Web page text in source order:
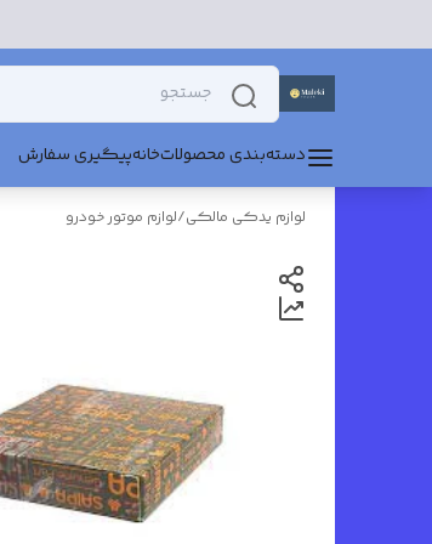
دسته‌بندی محصولاتخانهپیگیری سفارش
لوازم یدکی مالکی/لوازم موتور خودرو